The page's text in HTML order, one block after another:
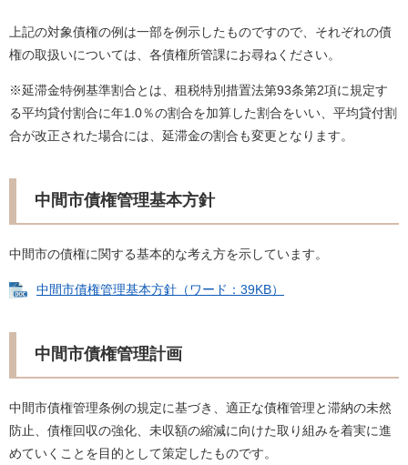
上記の対象債権の例は一部を例示したものですので、それぞれの債
権の取扱いについては、各債権所管課にお尋ねください。
※延滞金特例基準割合とは、租税特別措置法第93条第2項に規定す
る平均貸付割合に年1.0％の割合を加算した割合をいい、平均貸付割
合が改正された場合には、延滞金の割合も変更となります。
中間市債権管理基本方針
中間市の債権に関する基本的な考え方を示しています。
中間市債権管理基本方針（ワード：39KB）
中間市債権管理計画
中間市債権管理条例の規定に基づき、適正な債権管理と滞納の未然
防止、債権回収の強化、未収額の縮減に向けた取り組みを着実に進
めていくことを目的として策定したものです。